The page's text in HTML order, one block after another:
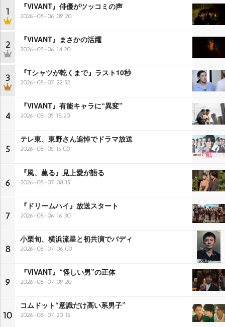
1 『VIVANT』俳優がツッコミの声
2026-08-06 09:20
2 『VIVANT』まさかの活躍
2026-08-06 14:20
3 『Tシャツが乾くまで』ラスト10秒
2026-08-07 22:52
4
『VIVANT』有能キャラに“異変”
2026-08-05 18:20
5
テレ東、東野さん追悼でドラマ放送
2026-08-05 15:00
6
『風、薫る』見上愛が語る
2026-08-07 08:15
7
『ドリームハイ』放送スタート
2026-08-06 16:30
8
小栗旬、横浜流星と初共演でバディ
2026-08-07 06:00
9
『VIVANT』“怪しい男”の正体
2026-08-07 09:20
10
コムドット“意識だけ高い系男子”
2026-08-07 20:15